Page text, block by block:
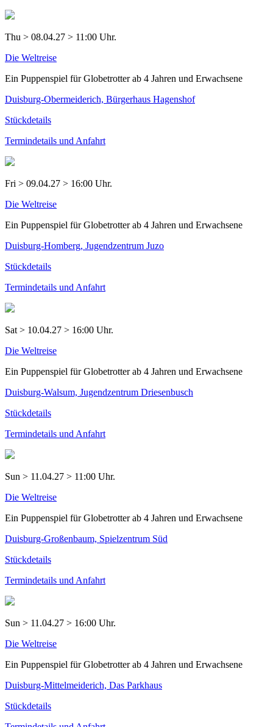
Thu > 08.04.27 > 11:00 Uhr.
Die Weltreise
Ein Puppenspiel für Globetrotter ab 4 Jahren und Erwachsene
Duisburg-Obermeiderich, Bürgerhaus Hagenshof
Stückdetails
Termindetails und Anfahrt
Fri > 09.04.27 > 16:00 Uhr.
Die Weltreise
Ein Puppenspiel für Globetrotter ab 4 Jahren und Erwachsene
Duisburg-Homberg, Jugendzentrum Juzo
Stückdetails
Termindetails und Anfahrt
Sat > 10.04.27 > 16:00 Uhr.
Die Weltreise
Ein Puppenspiel für Globetrotter ab 4 Jahren und Erwachsene
Duisburg-Walsum, Jugendzentrum Driesenbusch
Stückdetails
Termindetails und Anfahrt
Sun > 11.04.27 > 11:00 Uhr.
Die Weltreise
Ein Puppenspiel für Globetrotter ab 4 Jahren und Erwachsene
Duisburg-Großenbaum, Spielzentrum Süd
Stückdetails
Termindetails und Anfahrt
Sun > 11.04.27 > 16:00 Uhr.
Die Weltreise
Ein Puppenspiel für Globetrotter ab 4 Jahren und Erwachsene
Duisburg-Mittelmeiderich, Das Parkhaus
Stückdetails